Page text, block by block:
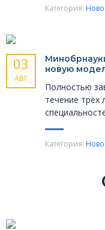
Категория:
03
АВГ
новую
Полностью
течение трёх
Категория: